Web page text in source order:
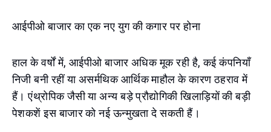
आईपीओ बाजार का एक नए युग की कगार पर होना
हाल के वर्षों में, आईपीओ बाजार अधिक मूक रही है, कई कंपनियाँ
निजी बनी रहीं या असर्मथिक आर्थिक माहौल के कारण ठहराव में
हैं। एंथ्रोपिक जैसी या अन्य बड़े प्रौद्योगिकी खिलाड़ियों की बड़ी
पेशकशें इस बाजार को नई ऊन्मुखता दे सकती हैं।